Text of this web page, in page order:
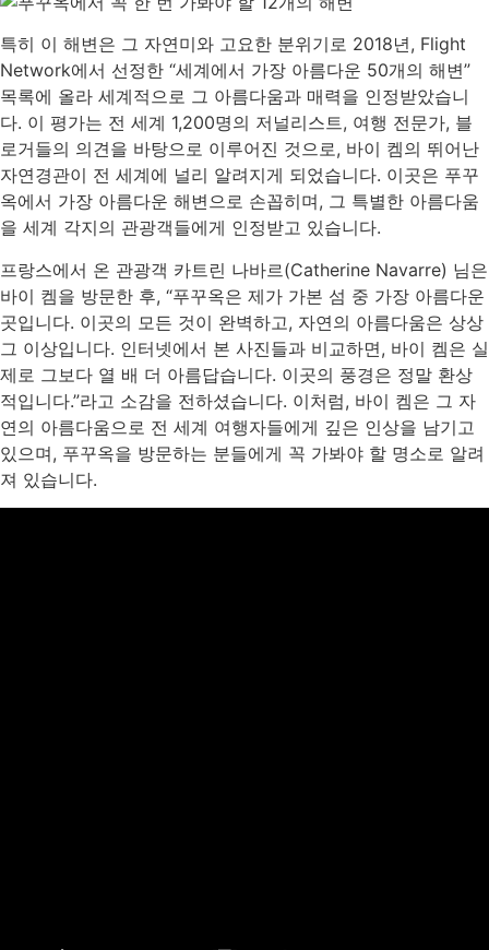
특히 이 해변은 그 자연미와 고요한 분위기로 2018년, Flight
Network에서 선정한 “세계에서 가장 아름다운 50개의 해변”
목록에 올라 세계적으로 그 아름다움과 매력을 인정받았습니
다. 이 평가는 전 세계 1,200명의 저널리스트, 여행 전문가, 블
로거들의 의견을 바탕으로 이루어진 것으로, 바이 켐의 뛰어난
자연경관이 전 세계에 널리 알려지게 되었습니다. 이곳은 푸꾸
옥에서 가장 아름다운 해변으로 손꼽히며, 그 특별한 아름다움
을 세계 각지의 관광객들에게 인정받고 있습니다.
프랑스에서 온 관광객 카트린 나바르(Catherine Navarre) 님은
바이 켐을 방문한 후, “푸꾸옥은 제가 가본 섬 중 가장 아름다운
곳입니다. 이곳의 모든 것이 완벽하고, 자연의 아름다움은 상상
그 이상입니다. 인터넷에서 본 사진들과 비교하면, 바이 켐은 실
제로 그보다 열 배 더 아름답습니다. 이곳의 풍경은 정말 환상
적입니다.”라고 소감을 전하셨습니다. 이처럼, 바이 켐은 그 자
연의 아름다움으로 전 세계 여행자들에게 깊은 인상을 남기고
있으며, 푸꾸옥을 방문하는 분들에게 꼭 가봐야 할 명소로 알려
져 있습니다.